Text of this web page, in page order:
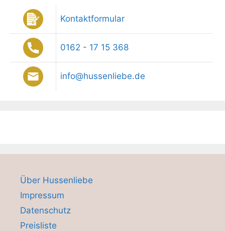
Kontaktformular
0162 - 17 15 368
info@hussenliebe.de
Über Hussenliebe
Impressum
Datenschutz
Preisliste